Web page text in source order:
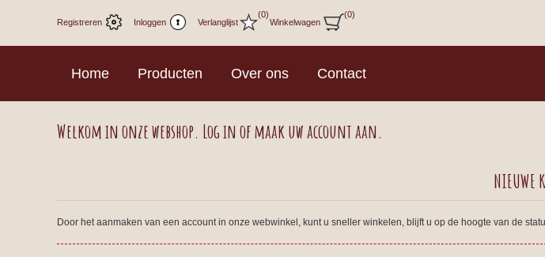
Registreren Inloggen Verlanglijst
(0)
Winkelwagen
(0)
Home Producten Over ons Contact
Welkom in onze webshop. Log in of maak uw account aan.
NIEUWE
Door het aanmaken van een account in onze webwinkel, kunt u sneller winkelen, blijft u op de hoogte van de